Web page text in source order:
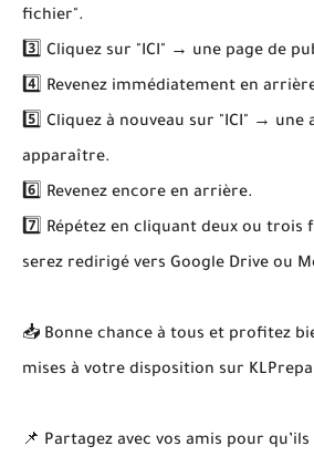
fichier".
3️⃣ Cliquez sur "ICI" → une page de
4️⃣ Revenez immédiatement en
5️⃣ Cliquez à nouveau sur "ICI" → une
apparaître.
6️⃣ Revenez encore en arrière.
7️⃣ Répétez en cliquant deux ou trois
serez redirigé vers Google Drive ou
📥 Bonne chance à tous et profitez
mises à votre disposition sur
📌 Partagez avec vos amis pour